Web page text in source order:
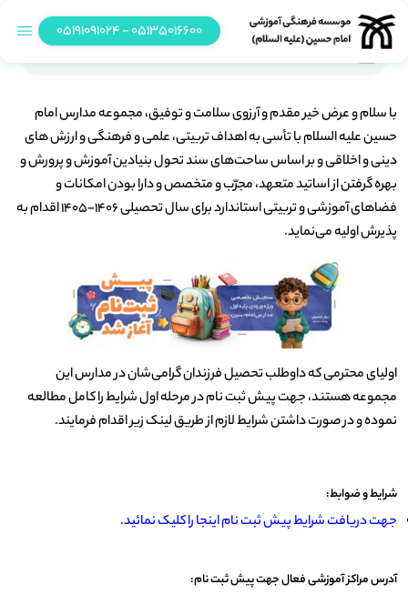
05135016600 - 05191091024
با سلام و عرض خیر مقدم و آرزوی سلامت و توفیق، مجموعه مدارس امام
حسین علیه السلام با تأسی به اهداف تربیتی، علمی و فرهنگی و ارزش های
دینی و اخلاقی و بر اساس ساحت‌های سند تحول بنیادین آموزش و پرورش و
بهره گرفتن از اساتید متعهد، مجرّب و متخصص و دارا بودن امکانات و
فضاهای آموزشی و تربیتی استاندارد برای سال تحصیلی 1406-1405 اقدام به
پذیرش اولیه می‌نماید.
اولیای محترمی که داوطلب تحصیل فرزندان گرامی‌شان در مدارس این
مجموعه هستند، جهت پیش ثبت نام در مرحله اول شرایط را کامل مطالعه
نموده و در صورت داشتن شرایط لازم از طریق لینک زیر اقدام فرمایند.
شرایط و ضوابط:
جهت دریافت شرایط پیش ثبت نام اینجا را کلیک نمائید.
آدرس مراکز آموزشی فعال جهت پیش ثبت نام: